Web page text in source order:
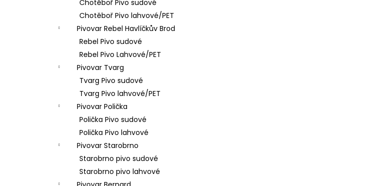
Chotěboř Pivo sudové
Chotěboř Pivo lahvové/PET
Pivovar Rebel Havlíčkův Brod
Rebel Pivo sudové
Rebel Pivo Lahvové/PET
Pivovar Tvarg
Tvarg Pivo sudové
Tvarg Pivo lahvové/PET
Pivovar Polička
Polička Pivo sudové
Polička Pivo lahvové
Pivovar Starobrno
Starobrno pivo sudové
Starobrno pivo lahvové